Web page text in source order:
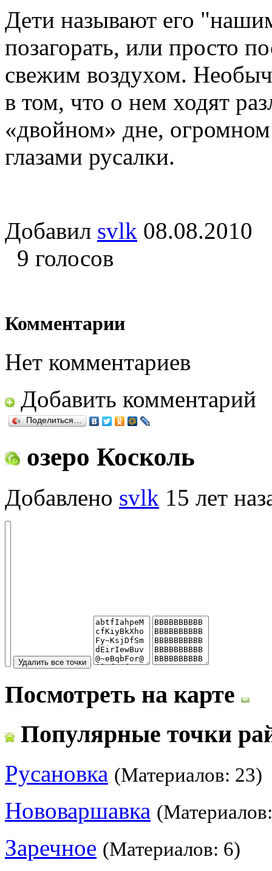
Дети называют его
позагорать, или просто
свежим воздухом.
в том, что о нем ходят
«двойном» дне,
глазами русалки.
Добавил svlk
9 голосов
Комментарии
Нет комментариев
Добавить комментарий
Поделиться…
озеро Косколь
Добавлено svlk 15 лет
Посмотреть на карте
Популярные точки
Русановка (Материалов: 23)
Нововаршавка
Заречное (Материалов: 6)